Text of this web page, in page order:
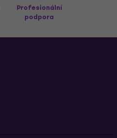
Profesionální
podpora